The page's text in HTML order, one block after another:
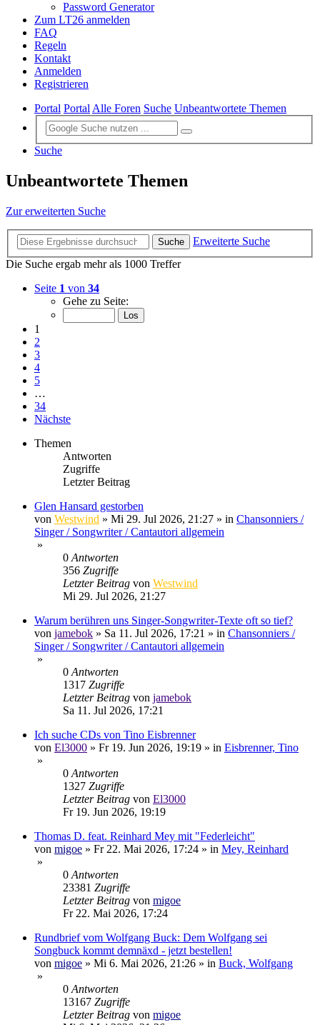
Password Generator
Zum LT26 anmelden
FAQ
Regeln
Kontakt
Anmelden
Registrieren
Portal PortalAlle Foren Suche Unbeantwortete Themen
Suche
Unbeantwortete Themen
Zur erweiterten Suche
Suche
Erweiterte Suche
Die Suche ergab mehr als 1000 Treffer
Seite 1 von 34
Gehe zu Seite:
1
2
3
4
5
…
34
Nächste
Themen
Antworten
Zugriffe
Letzter Beitrag
Glen Hansard gestorben
von Westwind » Mi 29. Jul 2026, 21:27 » in Chansonniers /
Singer / Songwriter / Cantautori allgemein
»
0Antworten
356 Zugriffe
Letzter Beitrag von Westwind
Mi 29. Jul 2026, 21:27
Warum berühren uns Singer-Songwriter-Texte oft so tief?
von jamebok » Sa 11. Jul 2026, 17:21 » in Chansonniers /
Singer / Songwriter / Cantautori allgemein
»
0Antworten
1317 Zugriffe
Letzter Beitrag von jamebok
Sa 11. Jul 2026, 17:21
Ich suche CDs von Tino Eisbrenner
von El3000 » Fr 19. Jun 2026, 19:19 » in Eisbrenner, Tino
»
0Antworten
1327 Zugriffe
Letzter Beitrag von El3000
Fr 19. Jun 2026, 19:19
Thomas D. feat. Reinhard Mey mit "Federleicht"
von migoe » Fr 22. Mai 2026, 17:24 » in Mey, Reinhard
»
0Antworten
23381 Zugriffe
Letzter Beitrag von migoe
Fr 22. Mai 2026, 17:24
Rundbrief vom Wolfgang Buck: Dem Wolfgang sei
Songbuck kommt demnäxd - jetzt bestellen!
von migoe » Mi 6. Mai 2026, 21:26 » in Buck, Wolfgang
»
0Antworten
13167 Zugriffe
Letzter Beitrag von migoe